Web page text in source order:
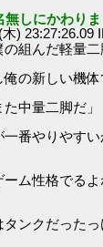
無しにかわり
) 23:27:26.09
組んだ軽量二
の新しい機体
中量二脚だ」
一番やりやす
ーム性格でる
タンクだった